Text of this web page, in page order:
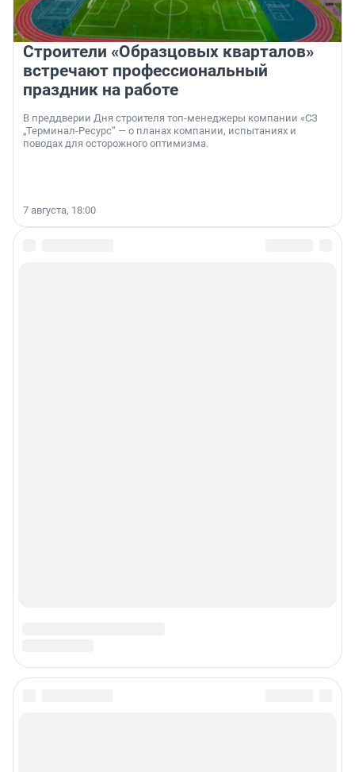
Строители «Образцовых кварталов»
встречают профессиональный
праздник на работе
В преддверии Дня строителя топ-менеджеры компании «СЗ
„Терминал-Ресурс“ — о планах компании, испытаниях и
поводах для осторожного оптимизма.
7 августа, 18:00